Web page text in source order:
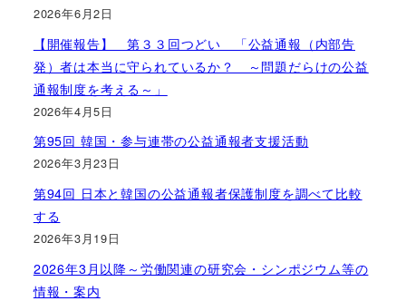
2026年6月2日
【開催報告】 第３３回つどい 「公益通報（内部告
発）者は本当に守られているか？ ～問題だらけの公益
通報制度を考える～」
2026年4月5日
第95回 韓国・参与連帯の公益通報者支援活動
2026年3月23日
第94回 日本と韓国の公益通報者保護制度を調べて比較
する
2026年3月19日
2026年3月以降～労働関連の研究会・シンポジウム等の
情報・案内